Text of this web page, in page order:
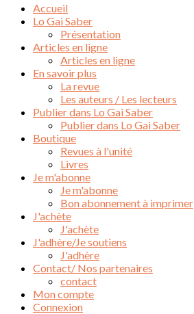
Accueil
Lo Gai Saber
Présentation
Articles en ligne
Articles en ligne
En savoir plus
La revue
Les auteurs / Les lecteurs
Publier dans Lo Gai Saber
Publier dans Lo Gai Saber
Boutique
Revues à l'unité
Livres
Je m'abonne
Je m'abonne
Bon abonnement à imprimer
J'achète
J'achète
J'adhère/Je soutiens
J'adhère
Contact/ Nos partenaires
contact
Mon compte
Connexion